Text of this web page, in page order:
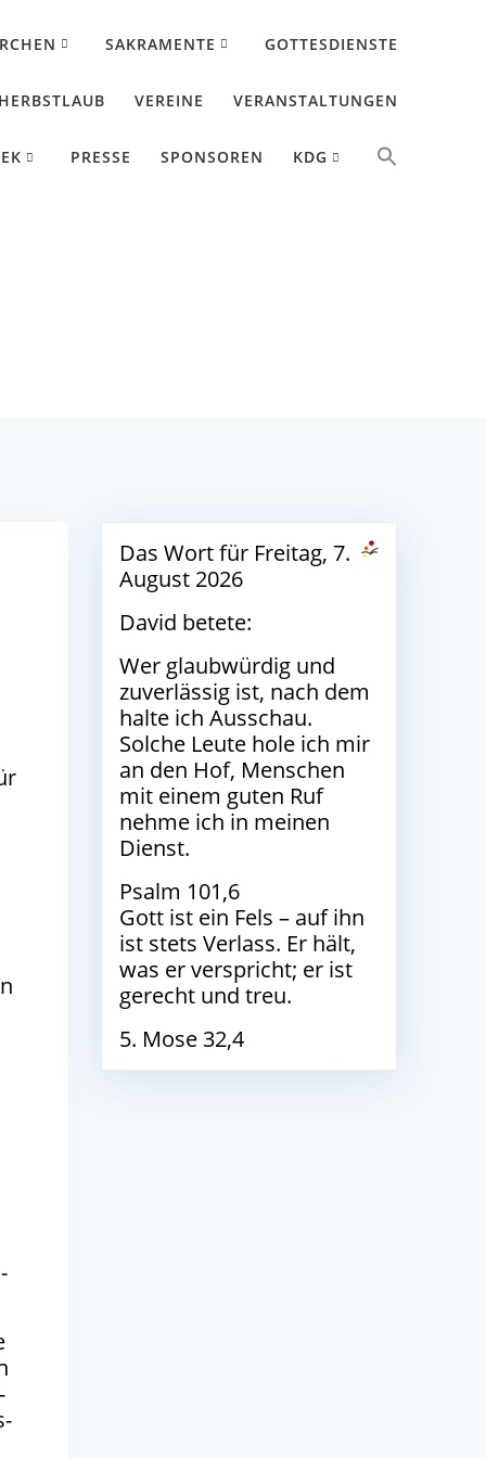
SAKRAMENTE GOTTESDIENSTE
HERBSTLAUB VEREINE VERANSTALTUNGEN
PRESSE SPONSOREN KDG
Das Wort für Freitag, 7.
August 2026
David betete:
Wer glaubwürdig und
zuverlässig ist, nach dem
halte ich Ausschau.
Solche Leute hole ich mir
an den Hof, Menschen
mit einem guten Ruf
nehme ich in meinen
Dienst.
Psalm 101,6
Gott ist ein Fels – auf ihn
ist stets Verlass. Er hält,
was er verspricht; er ist
gerecht und treu.
5. Mose 32,4